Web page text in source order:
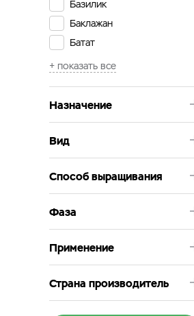
Базовые удобрения B.A.C.
Базовые удобрения Plagron
Базилик
Баклажан
Батат
Виноград
Голубика
Горчица
Дайкон
Душица
Дыня
Жимолость
Кабачок
Картофель
Назначение
Вид
Способ выращивания
Фаза
Применение
Страна производитель